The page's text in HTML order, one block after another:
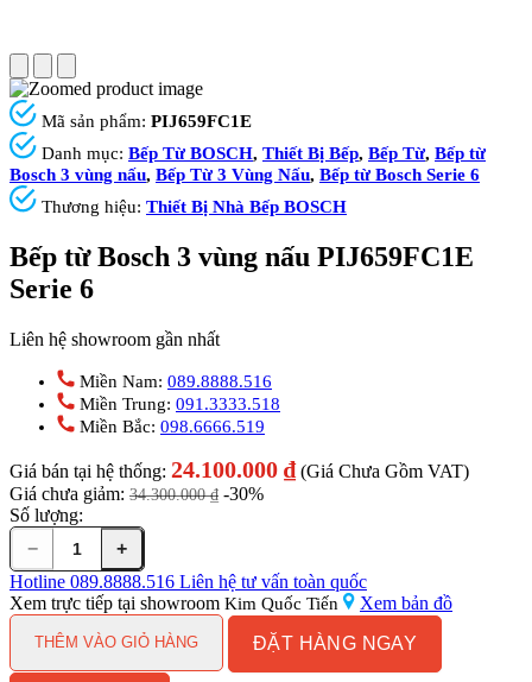
Mã sản phẩm: PIJ659FC1E
Danh mục: Bếp Từ BOSCH, Thiết Bị Bếp, Bếp Từ, Bếp từ
Bosch 3 vùng nấu, Bếp Từ 3 Vùng Nấu, Bếp từ Bosch Serie 6
Thương hiệu: Thiết Bị Nhà Bếp BOSCH
Bếp từ Bosch 3 vùng nấu PIJ659FC1E
Serie 6
Liên hệ showroom gần nhất
Miền Nam: 089.8888.516
Miền Trung: 091.3333.518
Miền Bắc: 098.6666.519
Giá bán tại hệ thống: 24.100.000 ₫ (Giá Chưa Gồm VAT)
Giá chưa giảm: 34.300.000₫ -30%
Số lượng:
từ
Bosch
3
vùng
nấu
−
+
Hotline 089.8888.516 Liên hệ tư vấn toàn quốc
Xem trực tiếp tại showroom Kim Quốc Tiến Xem bản đồ
THÊM VÀO GIỎ HÀNG ĐẶT HÀNG NGAY